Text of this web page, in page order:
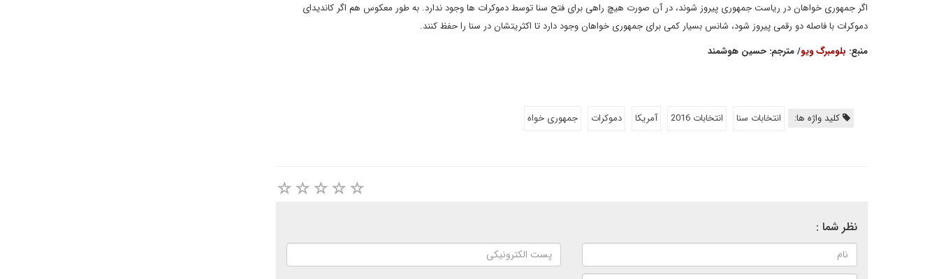
اگر جمهوری خواهان در ریاست جمهوری پیروز شوند، در آن صورت هیچ راهی برای فتح سنا توسط دموکرات ها وجود ندارد. به طور معکوس هم اگر کاندیدای
دموکرات با فاصله دو رقمی پیروز شود، شانس بسیار کمی برای جمهوری خواهان وجود دارد تا اکثریتشان در سنا را حفظ کنند.
منبع: بلومبرگ ویو/ مترجم: حسین هوشمند
کلید واژه ها: انتخابات سنا انتخابات 2016 آمریکا دموکرات جمهوری خواه
نظر شما :